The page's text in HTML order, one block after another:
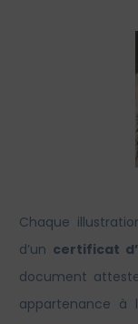
Chaque
d’un certificat
document
appartenance à